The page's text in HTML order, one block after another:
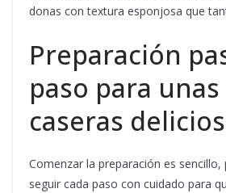
donas con textura esponjosa que
Preparación
paso para
caseras
Comenzar la preparación es
seguir cada paso con cuidado para